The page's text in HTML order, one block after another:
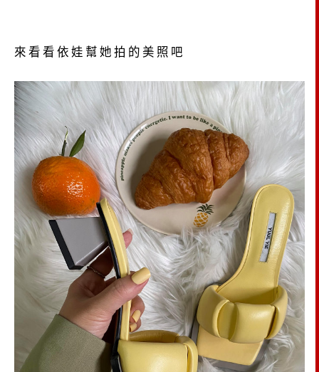
來看看依娃幫她拍的美照吧